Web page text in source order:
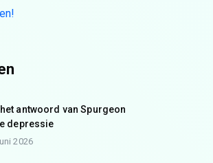
antwoord van Spurgeon
depressie
2026